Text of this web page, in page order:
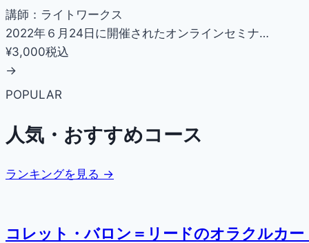
講師：ライトワークス
2022年６月24日に開催されたオンラインセミナ…
¥3,000税込
→
POPULAR
人気・おすすめコース
ランキングを見る →
コレット・バロン＝リードのオラクルカー